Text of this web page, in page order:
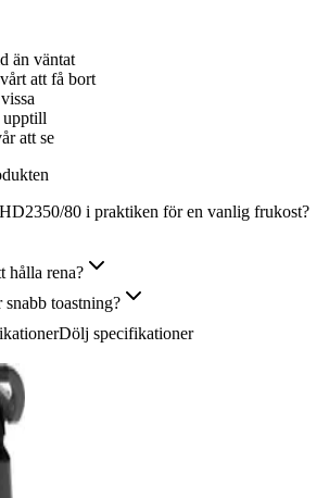
än väntat
att få bort
att se
80 i praktiken för en vanlig frukost?
hålla rena?
toastning?
Dölj specifikationer